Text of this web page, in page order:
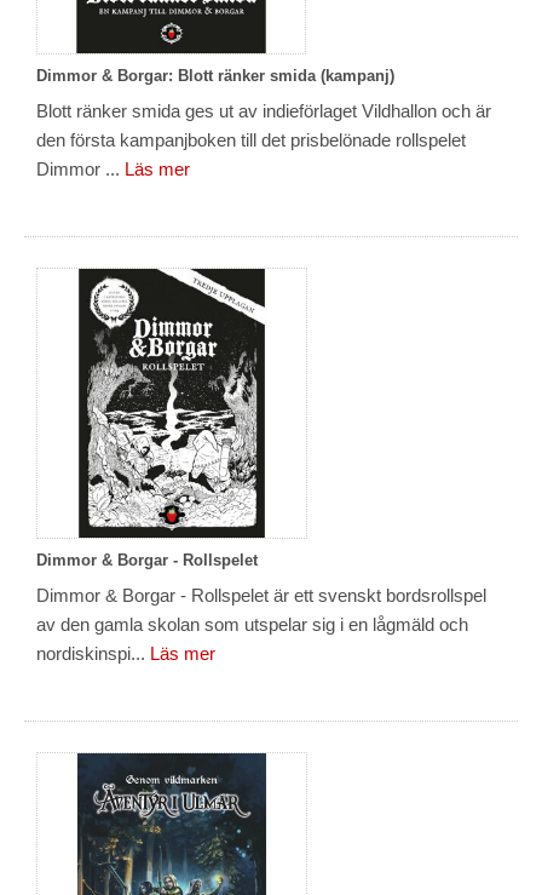
Dimmor & Borgar: Blott ränker smida (kampanj)
Blott ränker smida ges ut av indieförlaget Vildhallon och är
den första kampanjboken till det prisbelönade rollspelet
Dimmor ... Läs mer
Dimmor & Borgar - Rollspelet
Dimmor & Borgar - Rollspelet är ett svenskt bordsrollspel
av den gamla skolan som utspelar sig i en lågmäld och
nordisk­inspi... Läs mer